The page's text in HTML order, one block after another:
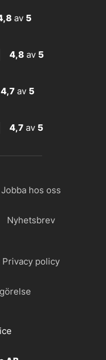
av 5
4,8 av 5
4,7 av 5
4,7 av 5
Jobba hos oss
Nyhetsbrev
Privacy policy